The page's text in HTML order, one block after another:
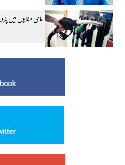
عالمی منڈیوں میں